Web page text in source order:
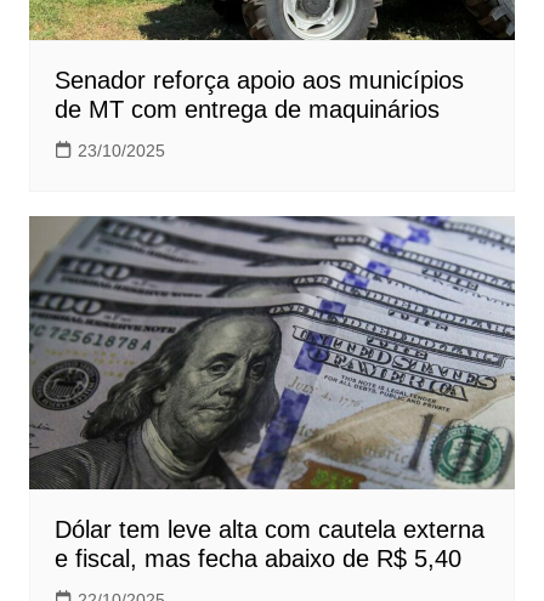
Senador reforça apoio aos municípios
de MT com entrega de maquinários
23/10/2025
Dólar tem leve alta com cautela externa
e fiscal, mas fecha abaixo de R$ 5,40